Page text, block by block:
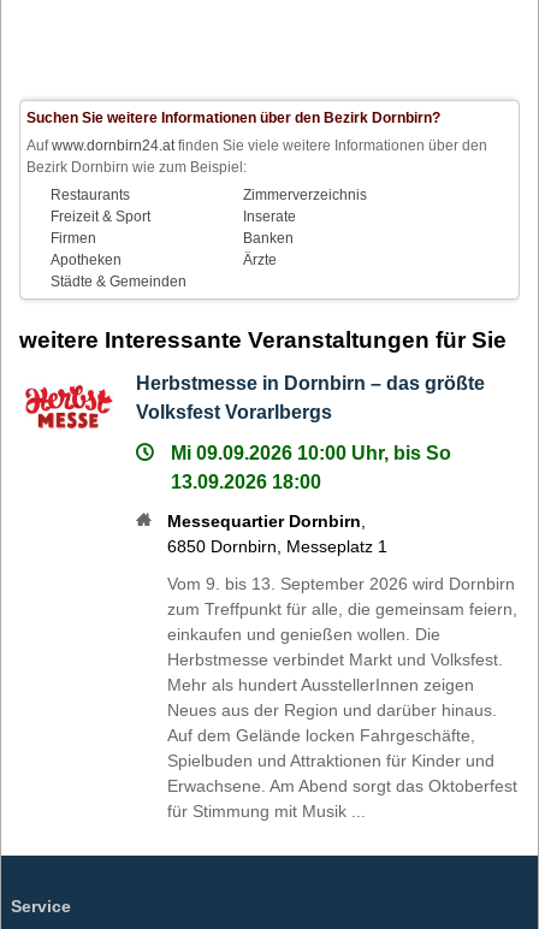
Suchen Sie weitere Informationen über den Bezirk Dornbirn?
Aufwww.dornbirn24.at finden Sie viele weitere Informationen über den
Bezirk Dornbirn wie zum Beispiel:
Restaurants
Zimmerverzeichnis
Freizeit & Sport
Inserate
Firmen
Banken
Apotheken
Ärzte
Städte & Gemeinden
weitere Interessante Veranstaltungen für Sie
Herbstmesse in Dornbirn – das größte
Volksfest Vorarlbergs
Mi 09.09.2026 10:00 Uhr, bis So
13.09.2026 18:00
Messequartier Dornbirn
6850 Dornbirn
Messeplatz 1
Vom 9. bis 13. September 2026 wird Dornbirn
zum Treffpunkt für alle, die gemeinsam feiern,
einkaufen und genießen wollen. Die
Herbstmesse verbindet Markt und Volksfest.
Mehr als hundert AusstellerInnen zeigen
Neues aus der Region und darüber hinaus.
Auf dem Gelände locken Fahrgeschäfte,
Spielbuden und Attraktionen für Kinder und
Erwachsene. Am Abend sorgt das Oktoberfest
für Stimmung mit Musik ...
Service